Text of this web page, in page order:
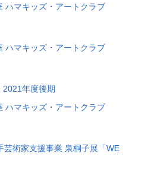
ハマキッズ・アートクラブ
ハマキッズ・アートクラブ
年度後期
ハマキッズ・アートクラブ
術家支援事業 泉桐子展「WE